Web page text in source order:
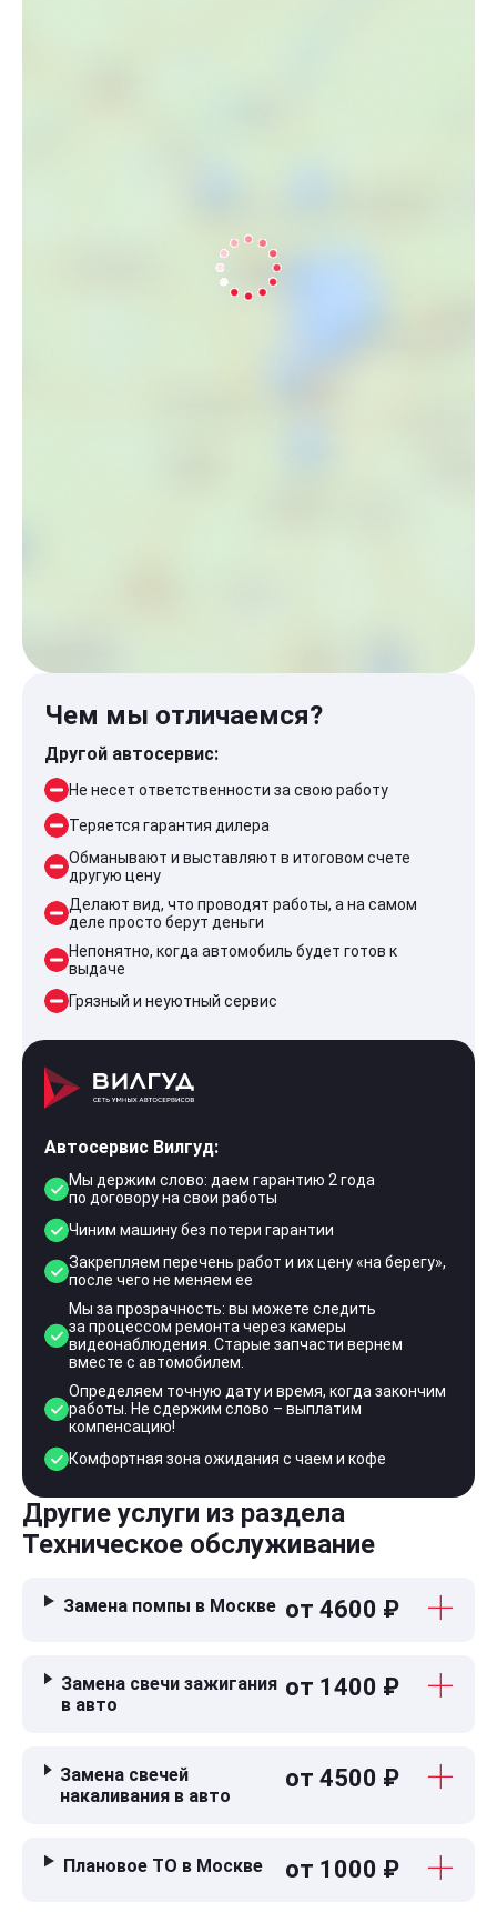
Чем мы отличаемся?
Другой автосервис:
Не несет ответственности за свою работу
Теряется гарантия дилера
Обманывают и выставляют в итоговом счете
другую цену
Делают вид, что проводят работы, а на самом
деле просто берут деньги
Непонятно, когда автомобиль будет готов к
выдаче
Грязный и неуютный сервис
Автосервис Вилгуд:
Мы держим слово: даем гарантию 2 года
по договору на свои работы
Чиним машину без потери гарантии
Закрепляем перечень работ и их цену «на берегу»,
после чего не меняем ее
Мы за прозрачность: вы можете следить
за процессом ремонта через камеры
видеонаблюдения. Старые запчасти вернем
вместе с автомобилем.
Определяем точную дату и время, когда закончим
работы. Не сдержим слово – выплатим
компенсацию!
Комфортная зона ожидания с чаем и кофе
Другие услуги из раздела
Техническое обслуживание
Замена помпы в Москве от 4600 ₽
Замена свечи зажигания
в авто
от 1400 ₽
Замена свечей
накаливания в авто
от 4500 ₽
Плановое ТО в Москве от 1000 ₽